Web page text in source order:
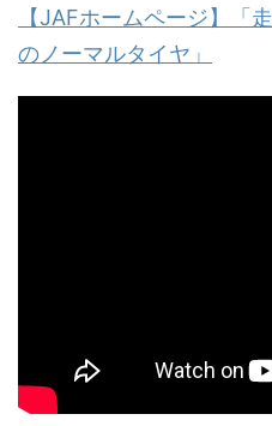
【JAFホームページ】「
のノーマルタイヤ」